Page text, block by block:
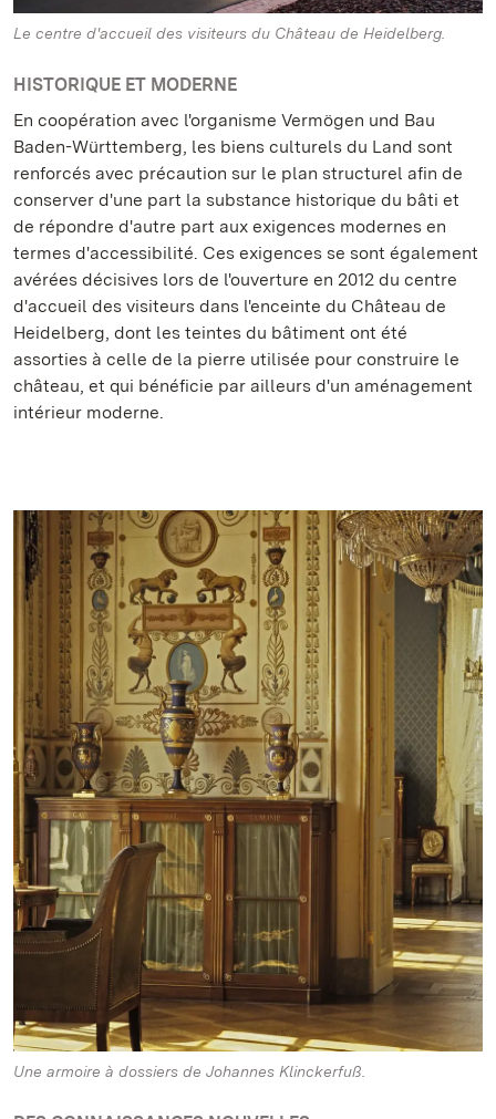
Le centre d'accueil des visiteurs du Château de Heidelberg.
HISTORIQUE ET MODERNE
En coopération avec l'organisme Vermögen und Bau
Baden-Württemberg, les biens culturels du Land sont
renforcés avec précaution sur le plan structurel afin de
conserver d'une part la substance historique du bâti et
de répondre d'autre part aux exigences modernes en
termes d'accessibilité. Ces exigences se sont également
avérées décisives lors de l'ouverture en 2012 du centre
d'accueil des visiteurs dans l'enceinte du Château de
Heidelberg, dont les teintes du bâtiment ont été
assorties à celle de la pierre utilisée pour construire le
château, et qui bénéficie par ailleurs d'un aménagement
intérieur moderne.
Une armoire à dossiers de Johannes Klinckerfuß.